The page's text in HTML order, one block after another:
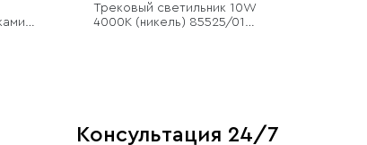
Трековый светильник 10W
4000K (никель) 85525/01
Консультация 24/7